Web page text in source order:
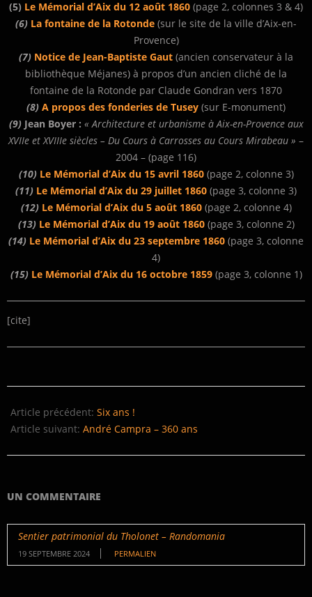
(5) Le Mémorial d’Aix du 12 août 1860 (page 2, colonnes 3 & 4)
(6) La fontaine de la Rotonde (sur le site de la ville d’Aix-en-
Provence)
(7) Notice de Jean-Baptiste Gaut (ancien conservateur à la
bibliothèque Méjanes) à propos d’un ancien cliché de la
fontaine de la Rotonde par Claude Gondran vers 1870
(8) A propos des fonderies de Tusey (sur E-monument)
(9) Jean Boyer : « Architecture et urbanisme à Aix-en-Provence aux
XVIIe et XVIIIe siècles – Du Cours à Carrosses au Cours Mirabeau » –
2004 – (page 116)
(10) Le Mémorial d’Aix du 15 avril 1860(page 2, colonne 3)
(11) Le Mémorial d’Aix du 29 juillet 1860 (page 3, colonne 3)
(12) Le Mémorial d’Aix du 5 août 1860(page 2, colonne 4)
(13) Le Mémorial d’Aix du 19 août 1860(page 3, colonne 2)
(14) Le Mémorial d’Aix du 23 septembre 1860 (page 3, colonne
4)
(15) Le Mémorial d’Aix du 16 octobre 1859 (page 3, colonne 1)
[cite]
11-
30
Article précédent: Six ans !
Article suivant: André Campra – 360 ans
UN COMMENTAIRE
Sentier patrimonial du Tholonet – Randomania
19 SEPTEMBRE 2024 PERMALIEN